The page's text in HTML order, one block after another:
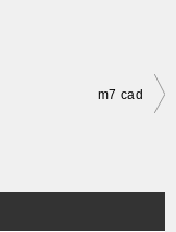
m7 cad